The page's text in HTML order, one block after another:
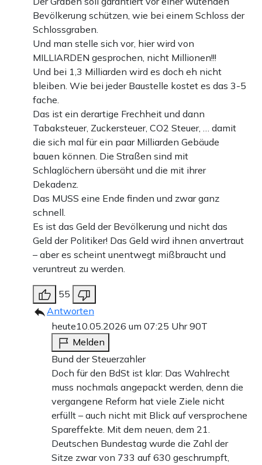
Bevölkerung schützen, wie bei einem Schloss der
Schlossgraben.
Und man stelle sich vor, hier wird von
MILLIARDEN gesprochen, nicht Millionen!!!
Und bei 1,3 Milliarden wird es doch eh nicht
bleiben. Wie bei jeder Baustelle kostet es das 3-5
fache.
Das ist ein derartige Frechheit und dann
Tabaksteuer, Zuckersteuer, CO2 Steuer, … damit
die sich mal für ein paar Milliarden Gebäude
bauen können. Die Straßen sind mit
Schlaglöchern übersäht und die mit ihrer
Dekadenz.
Das MUSS eine Ende finden und zwar ganz
schnell.
Es ist das Geld der Bevölkerung und nicht das
Geld der Politiker! Das Geld wird ihnen anvertraut
– aber es scheint unentwegt mißbraucht und
veruntreut zu werden.
55
Antworten
heute10.05.2026 um 07:25 Uhr90T
Melden
Bund der Steuerzahler
Doch für den BdSt ist klar: Das Wahlrecht
muss nochmals angepackt werden, denn die
vergangene Reform hat viele Ziele nicht
erfüllt – auch nicht mit Blick auf versprochene
Spareffekte. Mit dem neuen, dem 21.
Deutschen Bundestag wurde die Zahl der
Sitze zwar von 733 auf 630 geschrumpft,